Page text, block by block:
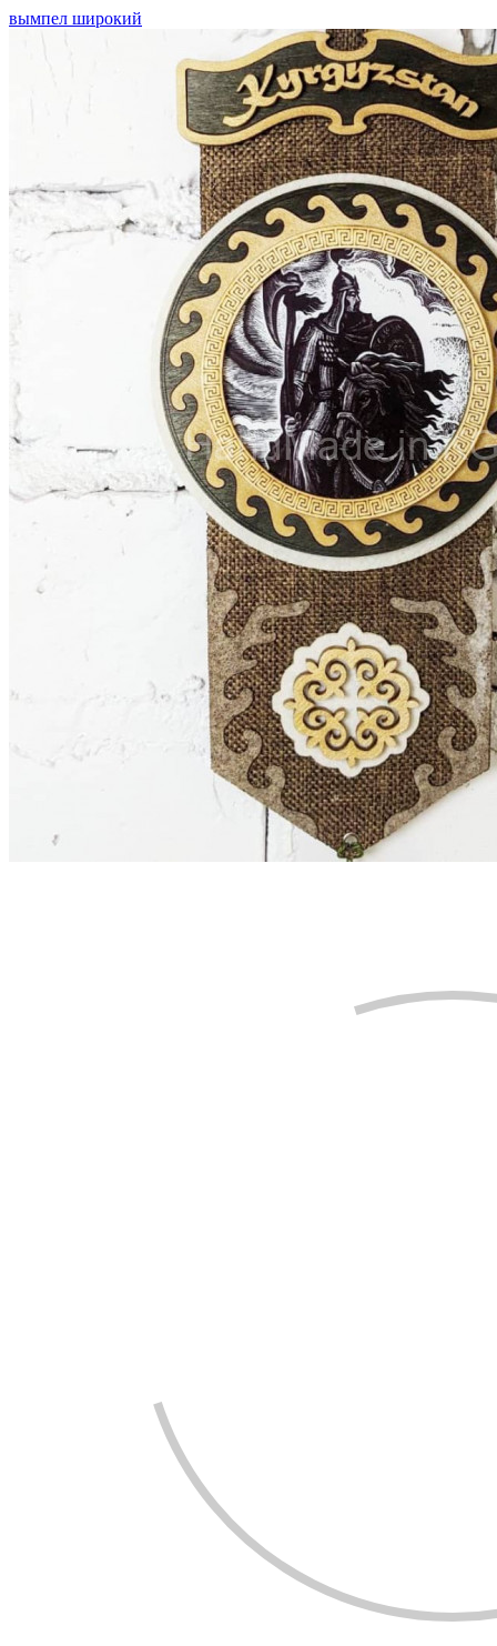
вымпел широкий